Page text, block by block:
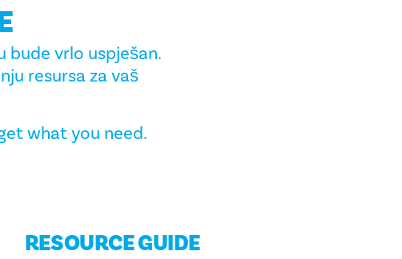
bude vrlo uspješan.
resursa za vaš
what you need.
RESOURCE GUIDE